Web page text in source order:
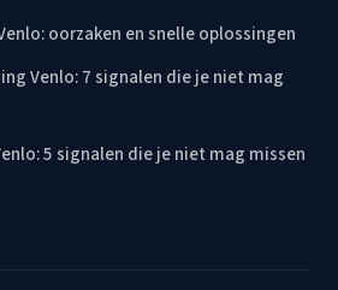
oorzaken en snelle oplossingen
Venlo: 7 signalen die je niet mag
5 signalen die je niet mag missen